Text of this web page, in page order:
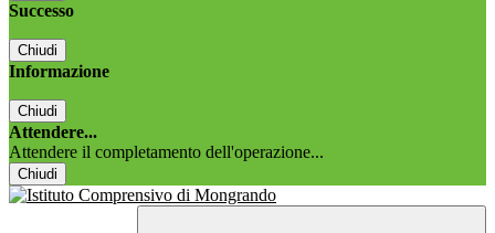
Successo
Chiudi
Informazione
Chiudi
Attendere...
Attendere il completamento dell'operazione...
Chiudi